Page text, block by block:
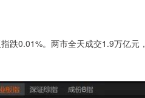
跌0.01%。两市全天成交1.9万亿元，